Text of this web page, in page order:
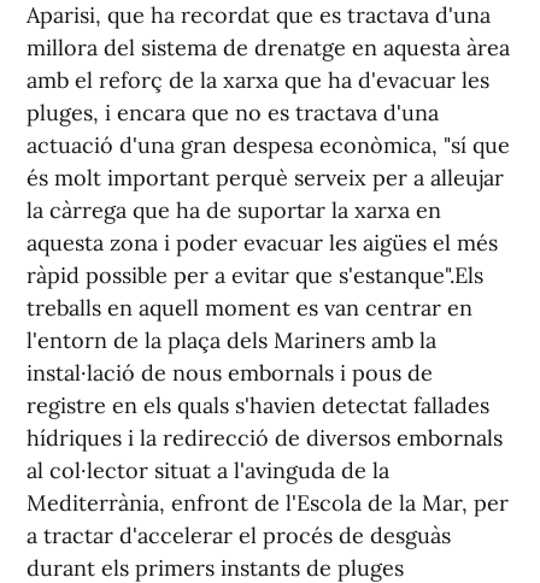
Aparisi, que ha recordat que es tractava d'una
millora del sistema de drenatge en aquesta àrea
amb el reforç de la xarxa que ha d'evacuar les
pluges, i encara que no es tractava d'una
actuació d'una gran despesa econòmica, "sí que
és molt important perquè serveix per a alleujar
la càrrega que ha de suportar la xarxa en
aquesta zona i poder evacuar les aigües el més
ràpid possible per a evitar que s'estanque".Els
treballs en aquell moment es van centrar en
l'entorn de la plaça dels Mariners amb la
instal·lació de nous embornals i pous de
registre en els quals s'havien detectat fallades
hídriques i la redirecció de diversos embornals
al col·lector situat a l'avinguda de la
Mediterrània, enfront de l'Escola de la Mar, per
a tractar d'accelerar el procés de desguàs
durant els primers instants de pluges